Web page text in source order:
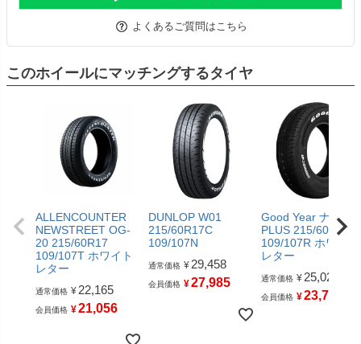
よくあるご質問はこちら
このホイールにマッチングするタイヤ
ALLENCOUNTER
NEWSTREET OG-
20 215/60R17
109/107T ホワイト
レター
通常価格 ¥ 22,165
会員価格 ¥21,056
DUNLOP W01
215/60R17C
109/107N
通常価格 ¥ 29,458
会員価格 ¥27,985
Good Year ナスカ
PLUS 215/60R17C
109/107R ホワイト
レター
通常価格 ¥ 25,025
会員価格 ¥23,773